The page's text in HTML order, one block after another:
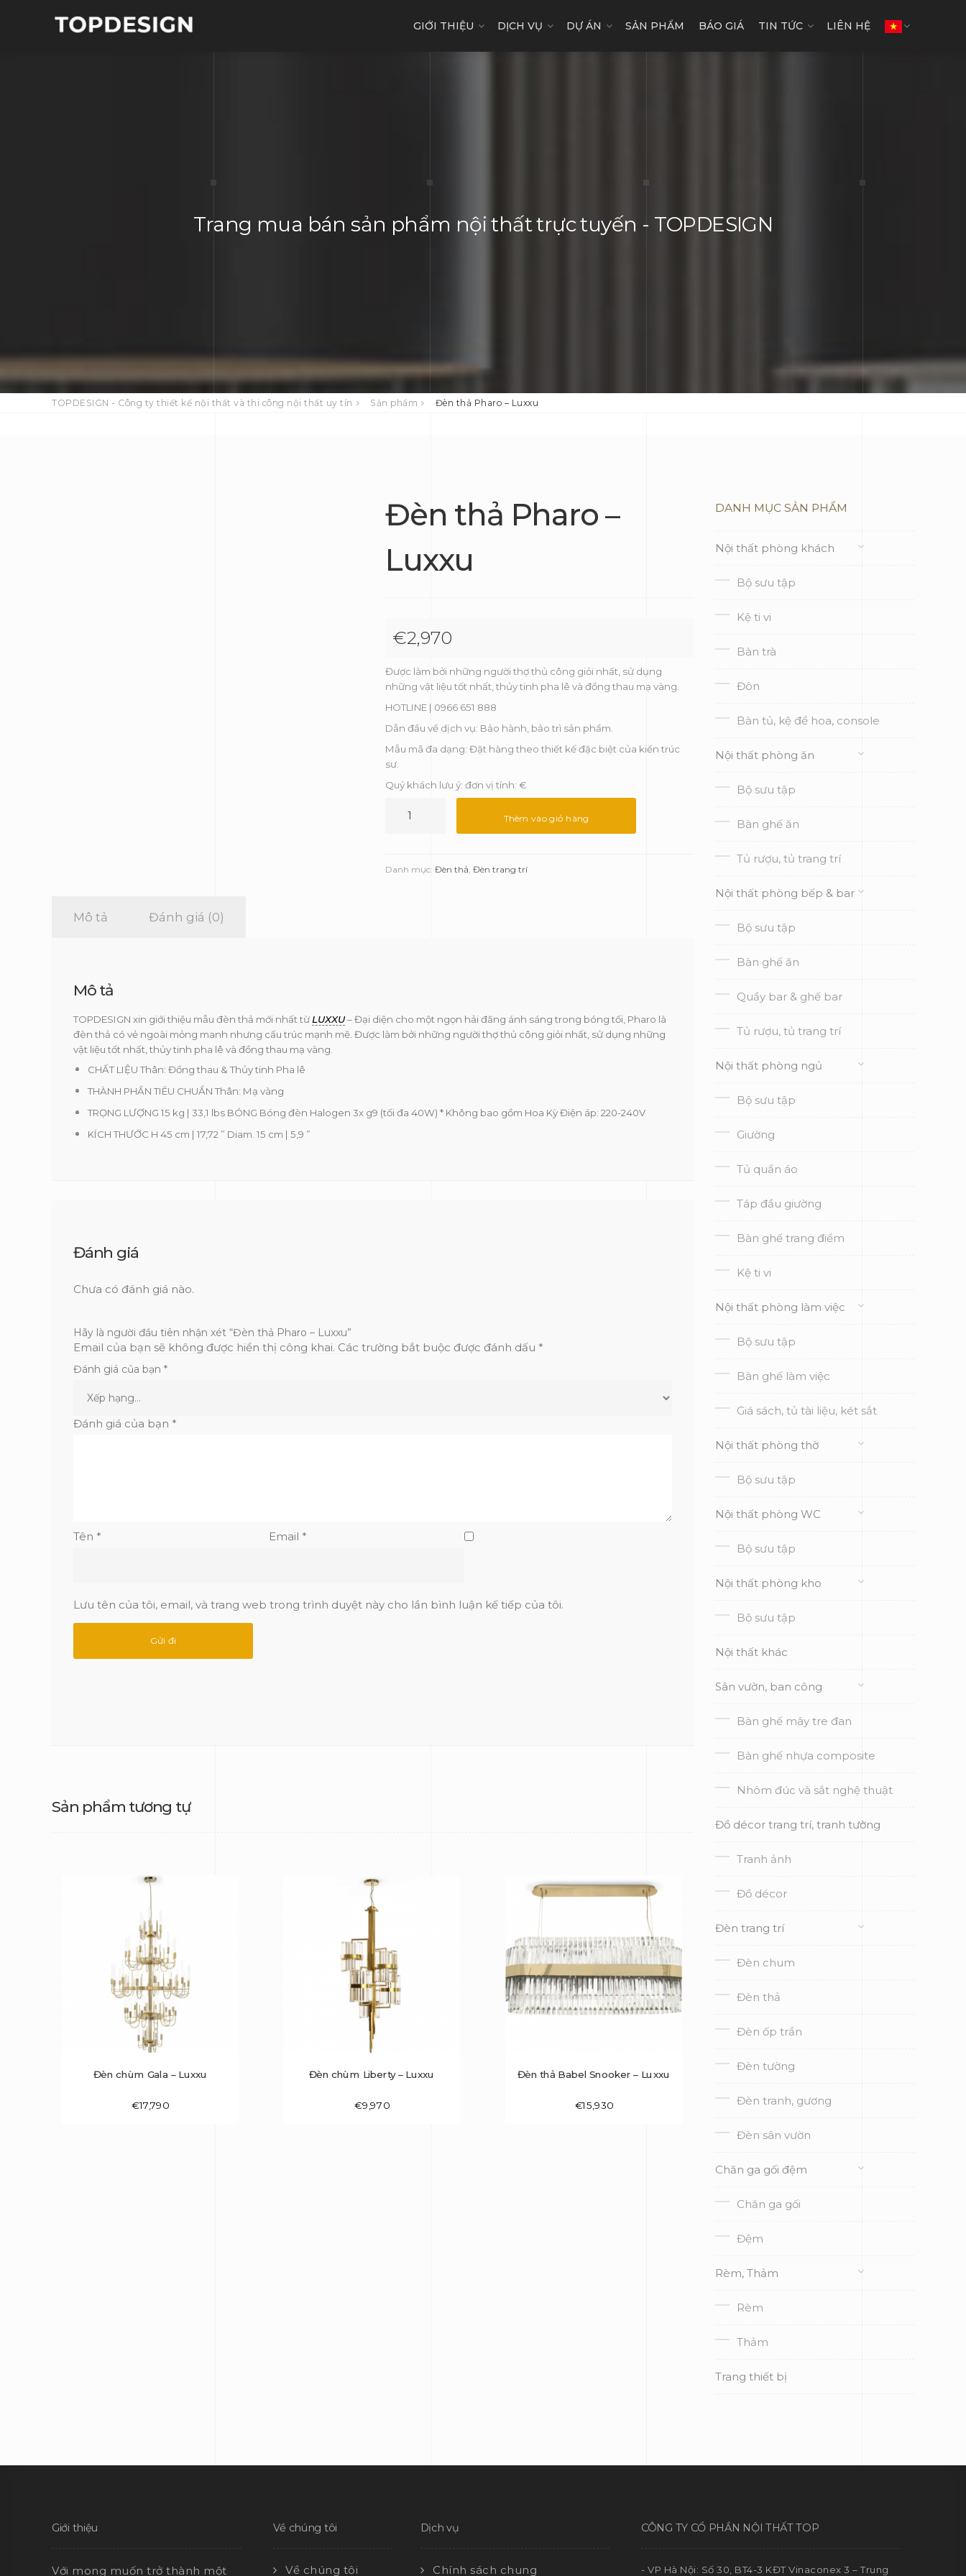
GIỚI THIỆU DỊCH VỤ DỰ ÁN SẢN PHẨM BÁO GIÁ TIN TỨC LIÊN HỆ
Trang mua bán sản phẩm nội thất trực tuyến - TOPDESIGN
TOPDESIGN - Công ty thiết kế nội thất và thi công nội thất uy tín Sản phẩm Đèn thả Pharo – Luxxu
Đèn thả Pharo –
Luxxu
€2,970
Được làm bởi những người thợ thủ công giỏi nhất, sử dụng
những vật liệu tốt nhất, thủy tinh pha lê và đồng thau mạ vàng.
HOTLINE | 0966 651 888
Dẫn đầu về dịch vụ: Bảo hành, bảo trì sản phẩm.
Mẫu mã đa dạng: Đặt hàng theo thiết kế đặc biệt của kiến trúc
sư.
Quý khách lưu ý: đơn vị tính: €
số
Thêm vào giỏ hàng
Danh mục:Đèn thả,Đèn trang trí
Mô tả Đánh giá (0)
Mô tả
TOPDESIGN xin giới thiệu mẫu đèn thả mới nhất từ LUXXU– Đại diện cho một ngọn hải đăng ánh sáng trong bóng tối, Pharo là
đèn thả có vẻ ngoài mỏng manh nhưng cấu trúc mạnh mẽ. Được làm bởi những người thợ thủ công giỏi nhất, sử dụng những
vật liệu tốt nhất, thủy tinh pha lê và đồng thau mạ vàng.
CHẤT LIỆU Thân: Đồng thau & Thủy tinh Pha lê
THÀNH PHẦN TIÊU CHUẨN Thân: Mạ vàng
TRỌNG LƯỢNG 15 kg | 33,1 lbs BÓNG Bóng đèn Halogen 3x g9 (tối đa 40W) * Không bao gồm Hoa Kỳ Điện áp: 220-240V
KÍCH THƯỚC H 45 cm | 17,72 ” Diam. 15 cm | 5,9 ”
Đánh giá
Chưa có đánh giá nào.
Hãy là người đầu tiên nhận xét “Đèn thả Pharo – Luxxu”
Email của bạn sẽ không được hiển thị công khai. Các trường bắt buộc được đánh dấu *
Đánh giá của bạn *
Đánh giá của bạn *
Tên * Email *
Lưu tên của tôi, email, và trang web trong trình duyệt này cho lần bình luận kế tiếp của tôi.
Sản phẩm tương tự
Đèn chùm Gala – Luxxu
€17,790
Đèn chùm Liberty – Luxxu
€9,970
Đèn thả Babel Snooker – Luxxu
€15,930
DANH MỤC SẢN PHẨM
Nội thất phòng khách
Bộ sưu tập
Kệ ti vi
Bàn trà
Đôn
Bàn tủ, kệ để hoa, console
Nội thất phòng ăn
Bộ sưu tập
Bàn ghế ăn
Tủ rượu, tủ trang trí
Nội thất phòng bếp & bar
Bộ sưu tập
Bàn ghế ăn
Quầy bar & ghế bar
Tủ rượu, tủ trang trí
Nội thất phòng ngủ
Bộ sưu tập
Giường
Tủ quần áo
Táp đầu giường
Bàn ghế trang điểm
Kệ ti vi
Nội thất phòng làm việc
Bộ sưu tập
Bàn ghế làm việc
Giá sách, tủ tài liệu, két sắt
Nội thất phòng thờ
Bộ sưu tập
Nội thất phòng WC
Bộ sưu tập
Nội thất phòng kho
Bộ sưu tập
Nội thất khác
Sân vườn, ban công
Bàn ghế mây tre đan
Bàn ghế nhựa composite
Nhôm đúc và sắt nghệ thuật
Đồ décor trang trí, tranh tường
Tranh ảnh
Đồ décor
Đèn trang trí
Đèn chum
Đèn thả
Đèn ốp trần
Đèn tường
Đèn tranh, gương
Đèn sân vườn
Chăn ga gối đệm
Chăn ga gối
Đệm
Rèm, Thảm
Rèm
Thảm
Trang thiết bị
Giới thiệu
Với mong muốn trở thành một
Về chúng tôi
Về chúng tôi
Dịch vụ
Chính sách chung
CÔNG TY CỔ PHẦN NỘI THẤT TOP
- VP Hà Nội: Số 30, BT4-3 KĐT Vinaconex 3 – Trung